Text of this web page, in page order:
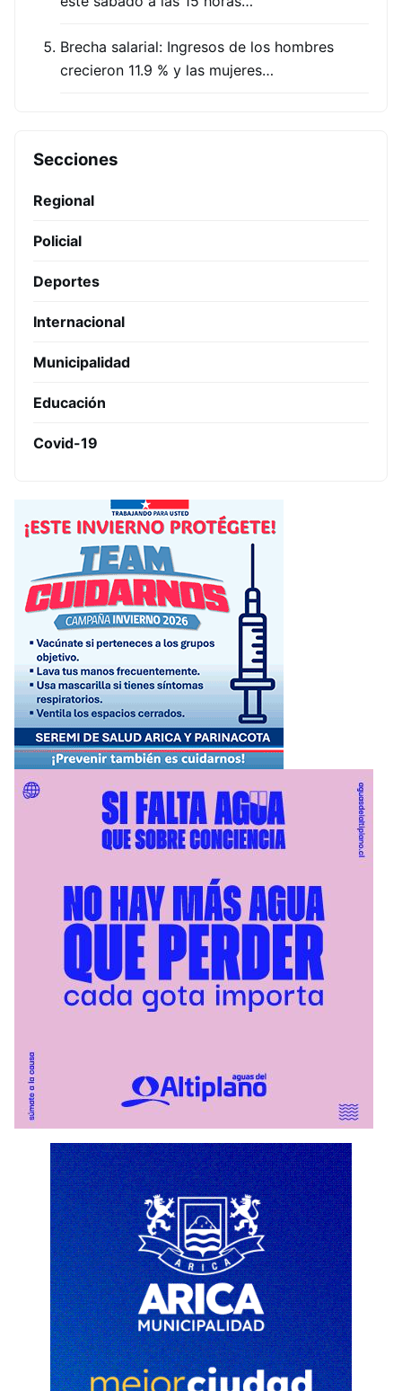
Brecha salarial: Ingresos de los hombres
crecieron 11.9 % y las mujeres…
Secciones
Regional
Policial
Deportes
Internacional
Municipalidad
Educación
Covid-19